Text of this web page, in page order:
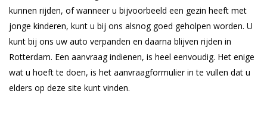
kunnen rijden, of wanneer u bijvoorbeeld een gezin heeft met
jonge kinderen, kunt u bij ons alsnog goed geholpen worden. U
kunt bij ons uw auto verpanden en daarna blijven rijden in
Rotterdam. Een aanvraag indienen, is heel eenvoudig. Het enige
wat u hoeft te doen, is het aanvraagformulier in te vullen dat u
elders op deze site kunt vinden.